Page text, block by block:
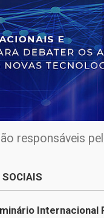
responsáveis
SOCIAIS
Internacional